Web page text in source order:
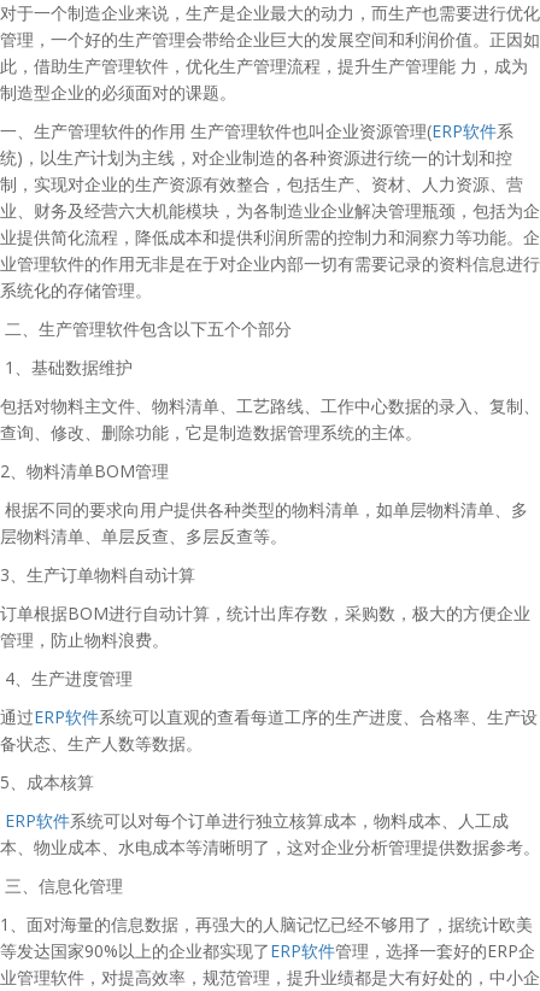
对于一个制造企业来说，生产是企业最大的动力，而生产也需要进行优化
管理，一个好的生产管理会带给企业巨大的发展空间和利润价值。正因如
此，借助生产管理软件，优化生产管理流程，提升生产管理能 力，成为
制造型企业的必须面对的课题。
一、生产管理软件的作用 生产管理软件也叫企业资源管理(ERP软件系
统)，以生产计划为主线，对企业制造的各种资源进行统一的计划和控
制，实现对企业的生产资源有效整合，包括生产、资材、人力资源、营
业、财务及经营六大机能模块，为各制造业企业解决管理瓶颈，包括为企
业提供简化流程，降低成本和提供利润所需的控制力和洞察力等功能。企
业管理软件的作用无非是在于对企业内部一切有需要记录的资料信息进行
系统化的存储管理。
二、生产管理软件包含以下五个个部分
1、基础数据维护
包括对物料主文件、物料清单、工艺路线、工作中心数据的录入、复制、
查询、修改、删除功能，它是制造数据管理系统的主体。
2、物料清单BOM管理
根据不同的要求向用户提供各种类型的物料清单，如单层物料清单、多
层物料清单、单层反查、多层反查等。
3、生产订单物料自动计算
订单根据BOM进行自动计算，统计出库存数，采购数，极大的方便企业
管理，防止物料浪费。
4、生产进度管理
通过ERP软件系统可以直观的查看每道工序的生产进度、合格率、生产设
备状态、生产人数等数据。
5、成本核算
ERP软件系统可以对每个订单进行独立核算成本，物料成本、人工成
本、物业成本、水电成本等清晰明了，这对企业分析管理提供数据参考。
三、信息化管理
1、面对海量的信息数据，再强大的人脑记忆已经不够用了，据统计欧美
等发达国家90%以上的企业都实现了ERP软件管理，选择一套好的ERP企
业管理软件，对提高效率，规范管理，提升业绩都是大有好处的，中小企